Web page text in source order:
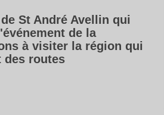
St André Avellin qui
de la
à visiter la région qui
des routes